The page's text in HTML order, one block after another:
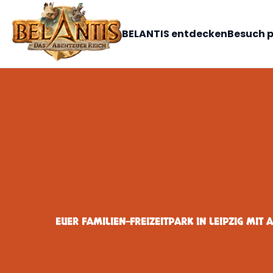
BELANTIS entdeckenBesuch
EUER FAMILIEN-FREIZEITPARK IN LEIPZIG MIT